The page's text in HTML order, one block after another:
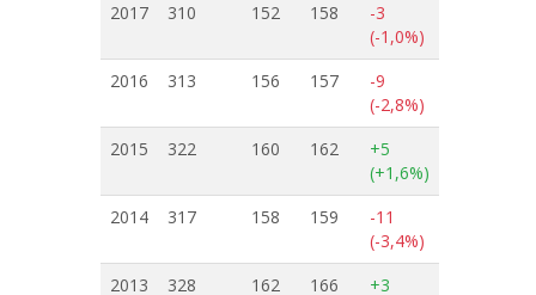
2017
310 152 158
-3
(-1,0%)
2016
313 156 157
-9
(-2,8%)
2015
322 160 162
+5
(+1,6%)
2014
317 158 159
-11
(-3,4%)
2013
328 162 166 +3